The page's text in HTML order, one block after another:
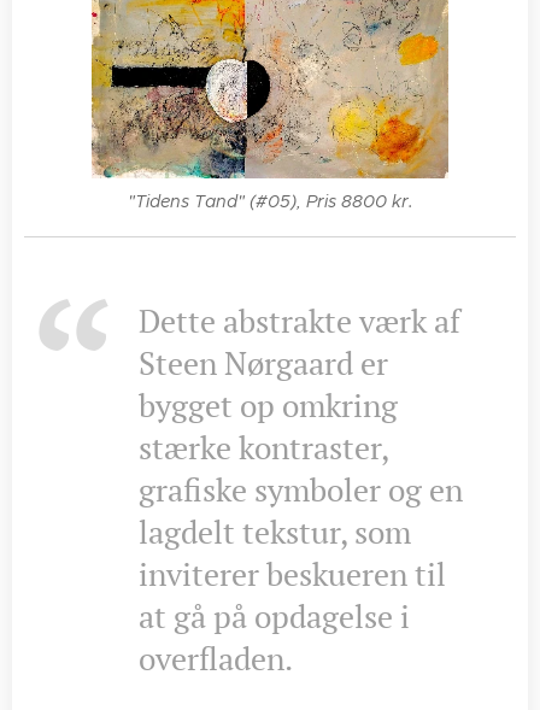
"Tidens Tand" (#05), Pris 8800 kr.
Dette abstrakte værk af
Steen Nørgaard er
bygget op omkring
stærke kontraster,
grafiske symboler og en
lagdelt tekstur, som
inviterer beskueren til
at gå på opdagelse i
overfladen.